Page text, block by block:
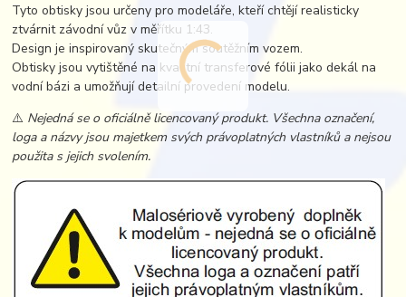
Tyto obtisky jsou určeny pro modeláře, kteří chtějí realisticky
ztvárnit závodní vůz v měřítku 1:43.
Design je inspirovaný skutečným soutěžním vozem.
Obtisky jsou vytištěné na kvalitní transferové fólii jako dekál na
vodní bázi a umožňují detailní provedení modelu.
⚠️ Nejedná se o oficiálně licencovaný produkt. Všechna označení,
loga a názvy jsou majetkem svých právoplatných vlastníků a nejsou
použita s jejich svolením.